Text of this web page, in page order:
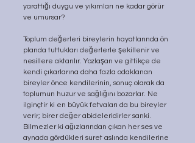
yarattığı duygu ve yıkımları ne kadar görür
ve umursar?
Toplum değerleri bireylerin hayatlarında ön
planda tuttukları değerlerle şekillenir ve
nesillere aktarılır. Yozlaşan ve gittikçe de
kendi çıkarlarına daha fazla odaklanan
bireyler önce kendilerinin, sonuç olarak da
toplumun huzur ve sağlığını bozarlar. Ne
ilginçtir ki en büyük fetvaları da bu bireyler
verir; birer değer abideleridirler sanki.
Bilmezler ki ağızlarından çıkan her ses ve
aynada gördükleri suret aslında kendilerine